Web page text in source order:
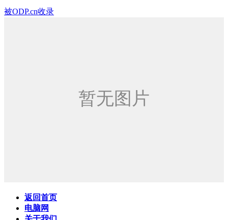
被ODP.cn收录
返回首页
电脑网